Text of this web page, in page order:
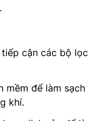
cận các bộ lọc
mềm để làm sạch
khí.